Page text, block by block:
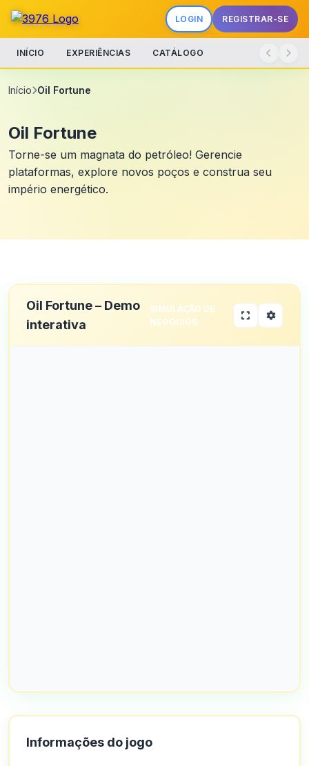
LOGIN REGISTRAR-SE
INÍCIO EXPERIÊNCIAS CATÁLOGO
Início Oil Fortune
Oil Fortune
Torne-se um magnata do petróleo! Gerencie
plataformas, explore novos poços e construa seu
império energético.
Oil Fortune – Demo
interativa
SIMULAÇÃO DE
NEGÓCIOS
Informações do jogo